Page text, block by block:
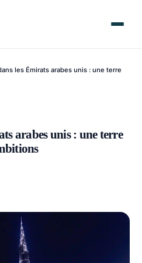
les Émirats arabes unis : une terre
arabes unis : une terre